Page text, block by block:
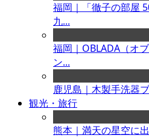
福岡｜「徹子の部屋
九...
福岡｜OBLADA（オ
ン...
鹿児島｜木製手洗器
観光・旅行
熊本｜満天の星空に